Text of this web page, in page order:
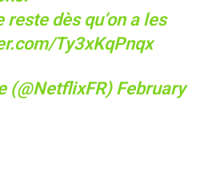
reste dès qu’on a les
Ty3xKqPnqx
(@NetflixFR) February